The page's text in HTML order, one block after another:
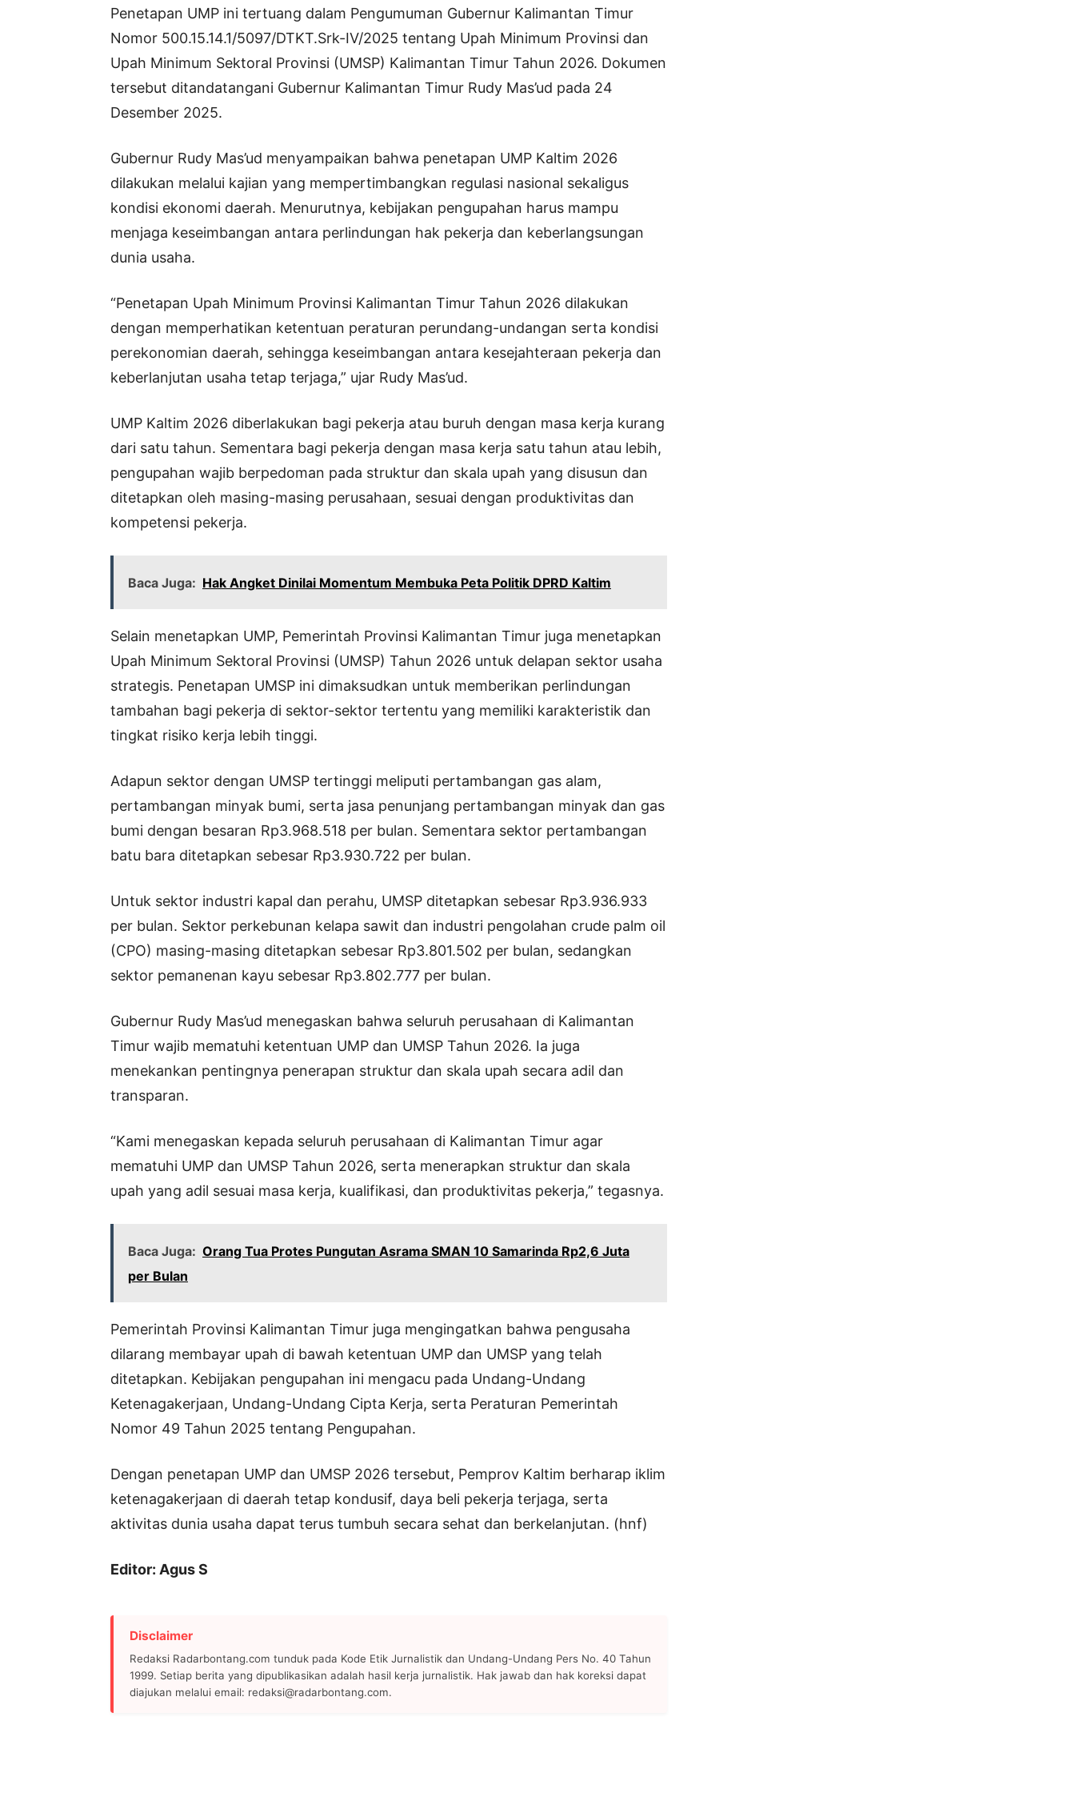
Penetapan UMP ini tertuang dalam Pengumuman Gubernur Kalimantan Timur
Nomor 500.15.14.1/5097/DTKT.Srk-IV/2025 tentang Upah Minimum Provinsi dan
Upah Minimum Sektoral Provinsi (UMSP) Kalimantan Timur Tahun 2026. Dokumen
tersebut ditandatangani Gubernur Kalimantan Timur Rudy Mas’ud pada 24
Desember 2025.
Gubernur Rudy Mas’ud menyampaikan bahwa penetapan UMP Kaltim 2026
dilakukan melalui kajian yang mempertimbangkan regulasi nasional sekaligus
kondisi ekonomi daerah. Menurutnya, kebijakan pengupahan harus mampu
menjaga keseimbangan antara perlindungan hak pekerja dan keberlangsungan
dunia usaha.
“Penetapan Upah Minimum Provinsi Kalimantan Timur Tahun 2026 dilakukan
dengan memperhatikan ketentuan peraturan perundang-undangan serta kondisi
perekonomian daerah, sehingga keseimbangan antara kesejahteraan pekerja dan
keberlanjutan usaha tetap terjaga,” ujar Rudy Mas’ud.
UMP Kaltim 2026 diberlakukan bagi pekerja atau buruh dengan masa kerja kurang
dari satu tahun. Sementara bagi pekerja dengan masa kerja satu tahun atau lebih,
pengupahan wajib berpedoman pada struktur dan skala upah yang disusun dan
ditetapkan oleh masing-masing perusahaan, sesuai dengan produktivitas dan
kompetensi pekerja.
Baca Juga: Hak Angket Dinilai Momentum Membuka Peta Politik DPRD Kaltim
Selain menetapkan UMP, Pemerintah Provinsi Kalimantan Timur juga menetapkan
Upah Minimum Sektoral Provinsi (UMSP) Tahun 2026 untuk delapan sektor usaha
strategis. Penetapan UMSP ini dimaksudkan untuk memberikan perlindungan
tambahan bagi pekerja di sektor-sektor tertentu yang memiliki karakteristik dan
tingkat risiko kerja lebih tinggi.
Adapun sektor dengan UMSP tertinggi meliputi pertambangan gas alam,
pertambangan minyak bumi, serta jasa penunjang pertambangan minyak dan gas
bumi dengan besaran Rp3.968.518 per bulan. Sementara sektor pertambangan
batu bara ditetapkan sebesar Rp3.930.722 per bulan.
Untuk sektor industri kapal dan perahu, UMSP ditetapkan sebesar Rp3.936.933
per bulan. Sektor perkebunan kelapa sawit dan industri pengolahan crude palm oil
(CPO) masing-masing ditetapkan sebesar Rp3.801.502 per bulan, sedangkan
sektor pemanenan kayu sebesar Rp3.802.777 per bulan.
Gubernur Rudy Mas’ud menegaskan bahwa seluruh perusahaan di Kalimantan
Timur wajib mematuhi ketentuan UMP dan UMSP Tahun 2026. Ia juga
menekankan pentingnya penerapan struktur dan skala upah secara adil dan
transparan.
“Kami menegaskan kepada seluruh perusahaan di Kalimantan Timur agar
mematuhi UMP dan UMSP Tahun 2026, serta menerapkan struktur dan skala
upah yang adil sesuai masa kerja, kualifikasi, dan produktivitas pekerja,” tegasnya.
Baca Juga: Orang Tua Protes Pungutan Asrama SMAN 10 Samarinda Rp2,6 Juta
per Bulan
Pemerintah Provinsi Kalimantan Timur juga mengingatkan bahwa pengusaha
dilarang membayar upah di bawah ketentuan UMP dan UMSP yang telah
ditetapkan. Kebijakan pengupahan ini mengacu pada Undang-Undang
Ketenagakerjaan, Undang-Undang Cipta Kerja, serta Peraturan Pemerintah
Nomor 49 Tahun 2025 tentang Pengupahan.
Dengan penetapan UMP dan UMSP 2026 tersebut, Pemprov Kaltim berharap iklim
ketenagakerjaan di daerah tetap kondusif, daya beli pekerja terjaga, serta
aktivitas dunia usaha dapat terus tumbuh secara sehat dan berkelanjutan. (hnf)
Editor: Agus S
Disclaimer
Redaksi Radarbontang.com tunduk pada Kode Etik Jurnalistik dan Undang-Undang Pers No. 40 Tahun
1999. Setiap berita yang dipublikasikan adalah hasil kerja jurnalistik. Hak jawab dan hak koreksi dapat
diajukan melalui email: redaksi@radarbontang.com.